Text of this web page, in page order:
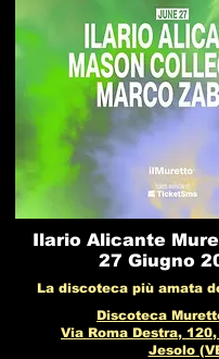
Ilario Alicante
27 Giugno
La discoteca più amata
Discoteca
Via Roma Destra,
Jesolo